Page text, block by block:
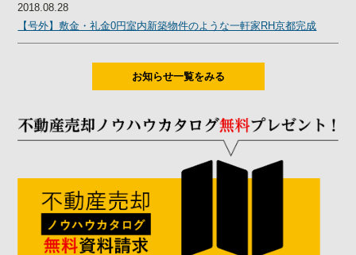
2018.08.28
【号外】敷金・礼金0円室内新築物件のような一軒家RH京都完成
お知らせ一覧をみる